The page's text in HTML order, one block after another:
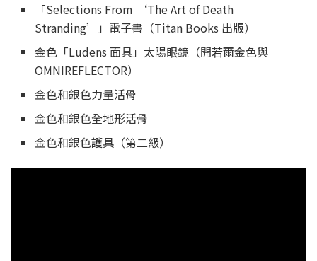
「Selections From ‘The Art of Death
Stranding’」電子書（Titan Books 出版）
金色「Ludens 面具」太陽眼鏡（開若爾金色與
OMNIREFLECTOR）
金色和銀色力量活骨
金色和銀色全地形活骨
金色和銀色護具（第二級）